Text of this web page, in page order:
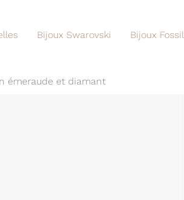
Bijoux Swarovski Bijoux Fossil
émeraude et diamant